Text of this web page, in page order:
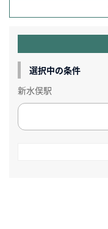
選択中の条件
新水俣駅